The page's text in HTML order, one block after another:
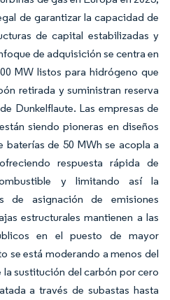
de garantizar la capacidad de
de capital estabilizadas y
de adquisición se centra en
MW listos para hidrógeno que
retirada y suministran reserva
Dunkelflaute. Las empresas de
siendo pioneras en diseños
de 50 MWh se acopla a
respuesta rápida de
y limitando así la
de asignación de emisiones
estructurales mantienen a las
en el puesto de mayor
se está moderando a menos del
sustitución del carbón por cero
a través de subastas hasta